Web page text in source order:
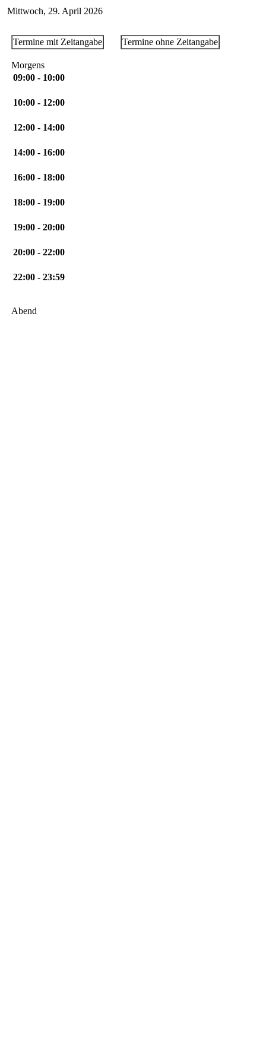
Mittwoch, 29. April 2026
Termine mit Zeitangabe
Morgens
09:00 - 10:00
10:00 - 12:00
12:00 - 14:00
14:00 - 16:00
16:00 - 18:00
18:00 - 19:00
19:00 - 20:00
20:00 - 22:00
22:00 - 23:59
Abend
Termine ohne Zeitangabe